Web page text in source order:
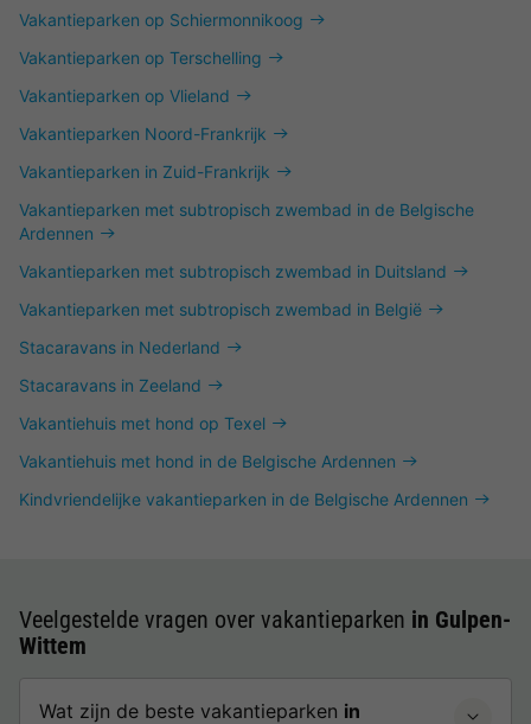
Vakantieparken op Schiermonnikoog
Vakantieparken op Terschelling
Vakantieparken op Vlieland
Vakantieparken Noord-Frankrijk
Vakantieparken in Zuid-Frankrijk
Vakantieparken met subtropisch zwembad in de Belgische
Ardennen
Vakantieparken met subtropisch zwembad in Duitsland
Vakantieparken met subtropisch zwembad in België
Stacaravans in Nederland
Stacaravans in Zeeland
Vakantiehuis met hond op Texel
Vakantiehuis met hond in de Belgische Ardennen
Kindvriendelijke vakantieparken in de Belgische Ardennen
Veelgestelde vragen over vakantieparken in Gulpen-
Wittem
Wat zijn de beste vakantieparken in